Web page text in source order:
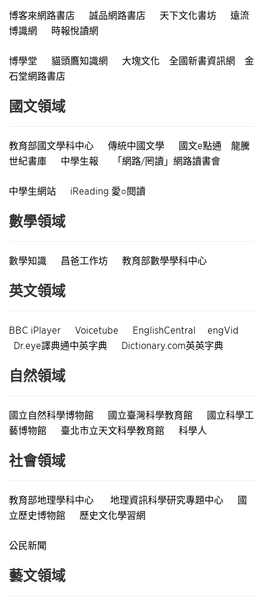
博客來網路書店 誠品網路書店 天下文化書坊
遠流
博識網
時報悅讀網
博學堂 貓頭鷹知識網 大塊文化 全國新書資訊網
金
石堂網路書店
國文領域
教育部國文學科中心 傳統中國文學 國文e點通
龍騰
世紀書庫
中學生報 「網路/罔讀」網路讀書會
中學生網站 iReading 愛○閱讀
數學領域
數學知識 昌爸工作坊 教育部數學學科中心
英文領域
BBC iPlayer Voicetube EnglishCentral
engVid
Dr.eye譯典通中英字典
Dictionary.com英英字典
自然領域
國立自然科學博物館 國立臺灣科學教育館
國立科學工
藝博物館
臺北市立天文科學教育館 科學人
社會領域
教育部地理學科中心 地理資訊科學研究專題中心
國
立歷史博物館
歷史文化學習網
公民新聞
藝文領域